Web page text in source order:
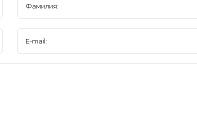
Фамилия:
E-mail: